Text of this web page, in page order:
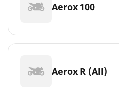
Aerox 100
Aerox R (All)